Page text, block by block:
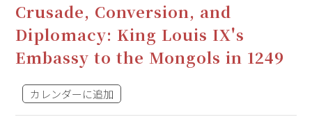
Crusade, Conversion, and
Diplomacy: King Louis IX's
Embassy to the Mongols in 1249
カレンダーに追加